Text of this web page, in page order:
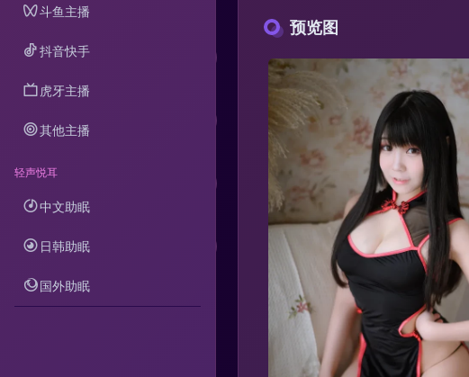
斗鱼主播
抖音快手
虎牙主播
其他主播
轻声悦耳
中文助眠
日韩助眠
国外助眠
预览图